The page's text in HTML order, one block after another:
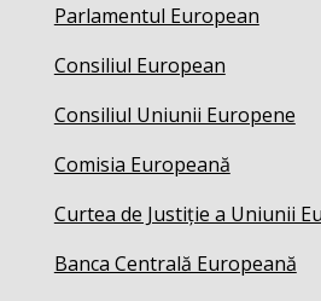
Parlamentul European
Consiliul European
Consiliul Uniunii Europene
Comisia Europeană
Curtea de Justiție a Uniunii
Banca Centrală Europeană